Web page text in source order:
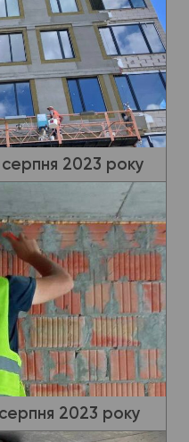
серпня 2023 року
серпня 2023 року